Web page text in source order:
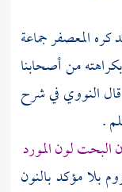
كره المعصفر جماعة
من أصحابنا
النوويفي شرح
.
لون المورد
بلا مؤكد بالنون